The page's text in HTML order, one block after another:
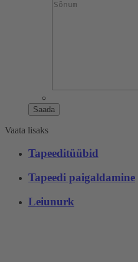
Saada
Vaata lisaks
Tapeeditüübid
Tapeedi paigaldamine
Leiunurk